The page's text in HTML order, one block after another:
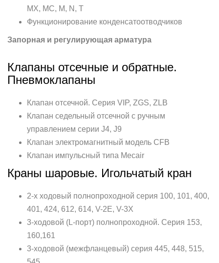
MX, MC, M, N, T
Функционирование конденсатоотводчиков
Запорная и регулирующая арматура
Клапаны отсечные и обратные.
Пневмоклапаны
Клапан отсечной. Серия VIP, ZGS, ZLB
Клапан седельный отсечной с ручным
управлением серии J4, J9
Клапан электромагнитный модель CFB
Клапан импульсный типа Mecair
Краны шаровые. Игольчатый кран
2-х ходовый полнопроходной серия 100, 101, 400,
401, 424, 612, 614, V-2E, V-3X
3-ходовой (L-порт) полнопроходной. Серия 153,
160,161
3-ходовой (межфланцевый) серия 445, 448, 515,